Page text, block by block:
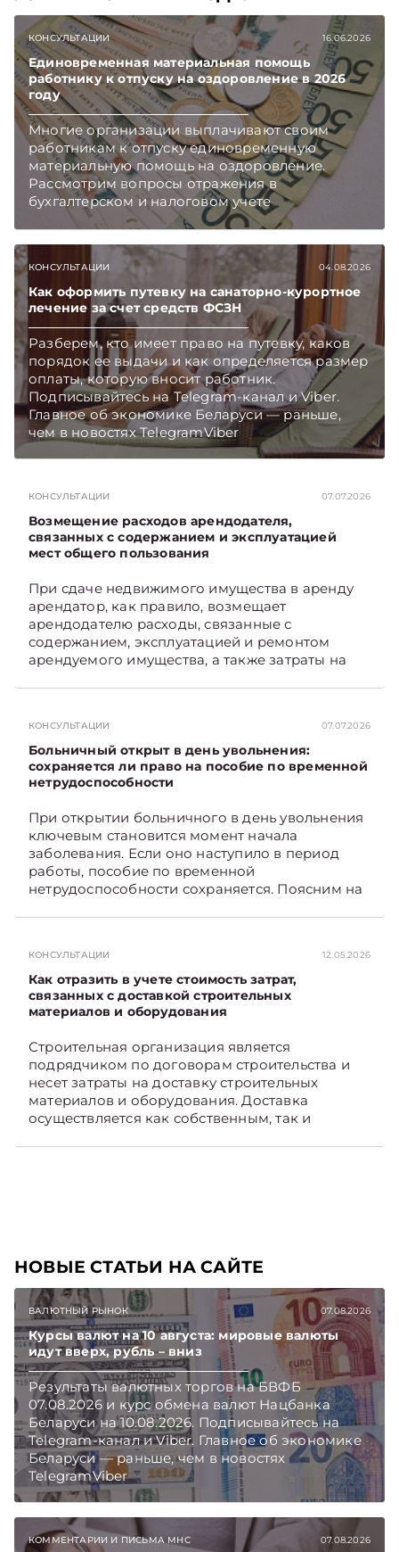
КОНСУЛЬТАЦИИ 16.06.2026
Единовременная материальная помощь
работнику к отпуску на оздоровление в 2026
году
Многие организации выплачивают своим
работникам к отпуску единовременную
материальную помощь на оздоровление.
Рассмотрим вопросы отражения в
бухгалтерском и налоговом учете
хозяйственных операций по начислению и
Подписывайтесь на Telegram‑канал и Viber.
Главное об экономике Беларуси — раньше,
чем в новостях TelegramViber
КОНСУЛЬТАЦИИ 04.08.2026
Как оформить путевку на санаторно-курортное
лечение за счет средств ФСЗН
Разберем, кто имеет право на путевку, каков
порядок ее выдачи и как определяется размер
оплаты, которую вносит работник.
Подписывайтесь на Telegram‑канал и Viber.
Главное об экономике Беларуси — раньше,
чем в новостях TelegramViber
КОНСУЛЬТАЦИИ 07.07.2026
Возмещение расходов арендодателя,
связанных с содержанием и эксплуатацией
мест общего пользования
При сдаче недвижимого имущества в аренду
арендатор, как правило, возмещает
арендодателю расходы, связанные с
содержанием, эксплуатацией и ремонтом
арендуемого имущества, а также затраты на
связанных с содержанием и эксплуатацией
мест общего пользования, в частности –
контрольно-­пропускного пункта? Рассмотрим
порядок их распределения. Подписывайтесь
экономике Беларуси — раньше, чем в новостях
TelegramViber
КОНСУЛЬТАЦИИ 07.07.2026
Больничный открыт в день увольнения:
сохраняется ли право на пособие по временной
нетрудоспособности
При открытии больничного в день увольнения
ключевым становится момент начала
заболевания. Если оно наступило в период
работы, пособие по временной
нетрудоспособности сохраняется. Поясним на
КОНСУЛЬТАЦИИ 12.05.2026
Как отразить в учете стоимость затрат,
связанных с доставкой строительных
материалов и оборудования
Строительная организация является
подрядчиком по договорам строительства и
несет затраты на доставку строительных
материалов и оборудования. Доставка
осуществляется как собственным, так и
НОВЫЕ СТАТЬИ НА САЙТЕ
ВАЛЮТНЫЙ РЫНОК 07.08.2026
Курсы валют на 10 августа: мировые валюты
идут вверх, рубль – вниз
Результаты валютных торгов на БВФБ
07.08.2026 и курс обмена валют Нацбанка
Беларуси на 10.08.2026. Подписывайтесь на
Telegram‑канал и Viber. Главное об экономике
Беларуси — раньше, чем в новостях
TelegramViber
КОММЕНТАРИИ И ПИСЬМА МНС 07.08.2026